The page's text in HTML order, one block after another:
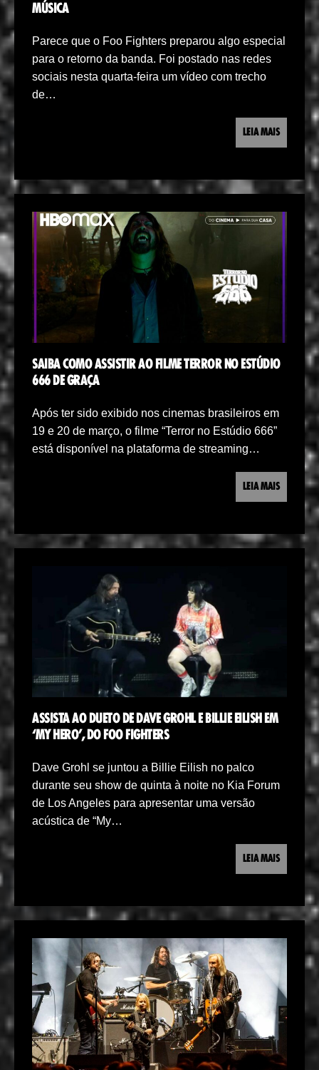
MÚSICA
Parece que o Foo Fighters preparou algo especial
para o retorno da banda. Foi postado nas redes
sociais nesta quarta-feira um vídeo com trecho
de…
LEIA MAIS
SAIBA COMO ASSISTIR AO FILME TERROR NO ESTÚDIO
666 DE GRAÇA
Após ter sido exibido nos cinemas brasileiros em
19 e 20 de março, o filme “Terror no Estúdio 666”
está disponível na plataforma de streaming…
LEIA MAIS
ASSISTA AO DUETO DE DAVE GROHL E BILLIE EILISH EM
‘MY HERO’, DO FOO FIGHTERS
Dave Grohl se juntou a Billie Eilish no palco
durante seu show de quinta à noite no Kia Forum
de Los Angeles para apresentar uma versão
acústica de “My…
LEIA MAIS